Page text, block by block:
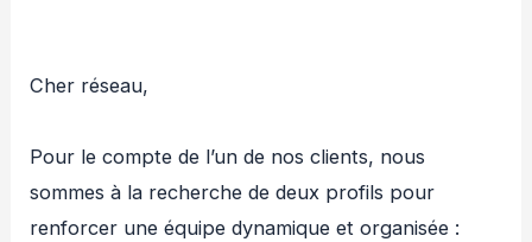
Cher réseau,
Pour le compte de l’un de nos clients, nous
sommes à la recherche de deux profils pour
renforcer une équipe dynamique et organisée :